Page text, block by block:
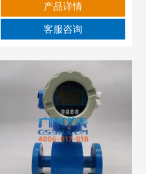
产品详情
客服咨询